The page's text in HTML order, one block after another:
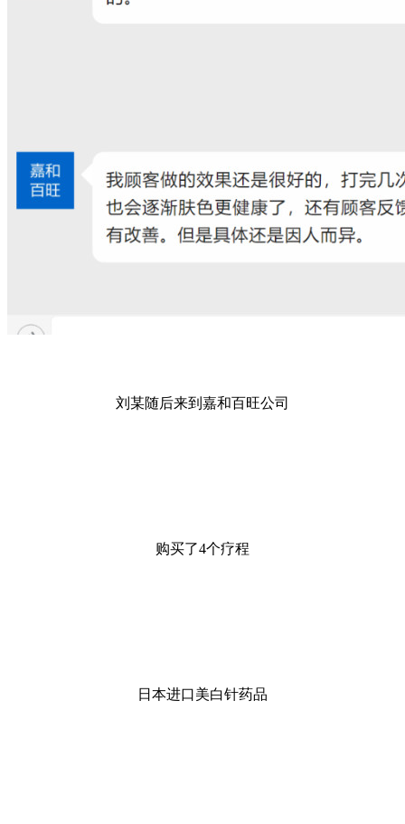
刘某随后来到嘉和百旺公司
购买了4个疗程
日本进口美白针药品